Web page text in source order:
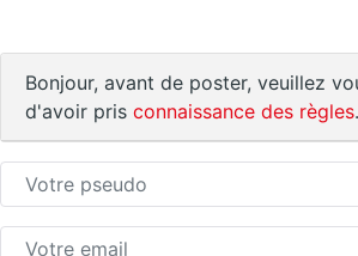
Bonjour, avant de poster, veuillez
d'avoir pris connaissance des règles.